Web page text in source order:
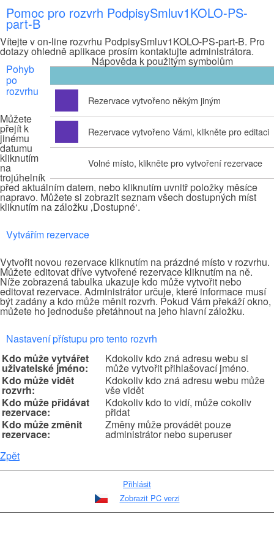
Pomoc pro rozvrh PodpisySmluv1KOLO-PS-
part-B
Vítejte v on-line rozvrhu PodpisySmluv1KOLO-PS-part-B. Pro
dotazy ohledně aplikace prosím kontaktujte administrátora.
Nápověda k použitým symbolům
Rezervace vytvořeno někým jiným
Rezervace vytvořeno Vámi, klikněte pro editaci
Volné místo, klikněte pro vytvoření rezervace
Pohyb
po
rozvrhu
Můžete
přejít k
jinému
datumu
kliknutím
na
trojúhelník
před aktuálním datem, nebo kliknutím uvnitř položky měsíce
napravo. Můžete si zobrazit seznam všech dostupných míst
kliknutím na záložku ‚Dostupné‘.
Vytvářím rezervace
Vytvořit novou rezervace kliknutím na prázdné místo v rozvrhu.
Můžete editovat dříve vytvořené rezervace kliknutím na ně.
Níže zobrazená tabulka ukazuje kdo může vytvořit nebo
editovat rezervace. Administrátor určuje, které informace musí
být zadány a kdo může měnit rozvrh. Pokud Vám překáží okno,
můžete ho jednoduše přetáhnout na jeho hlavní záložku.
Nastavení přístupu pro tento rozvrh
Kdo může vytvářet
uživatelské jméno:
Kdokoliv kdo zná adresu webu si
může vytvořit přihlašovací jméno.
Kdo může vidět
rozvrh:
Kdokoliv kdo zná adresu webu může
vše vidět
Kdo může přidávat
rezervace:
Kdokoliv kdo to vidí, může cokoliv
přidat
Kdo může změnit
rezervace:
Změny může provádět pouze
administrátor nebo superuser
Zpět
Přihlásit
Zobrazit PC verzi